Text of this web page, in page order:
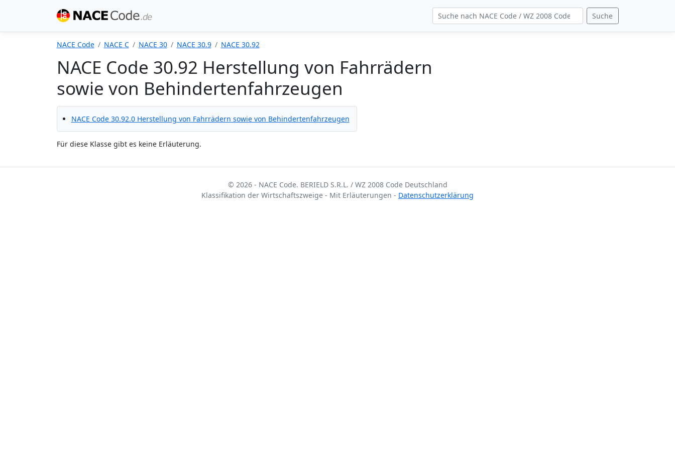
Suche
NACE Code NACE C NACE 30 NACE 30.9 NACE 30.92
NACE Code 30.92 Herstellung von Fahrrädern
sowie von Behindertenfahrzeugen
NACE Code 30.92.0 Herstellung von Fahrrädern sowie von Behindertenfahrzeugen
Für diese Klasse gibt es keine Erläuterung.
© 2026 - NACE Code. BERIELD S.R.L. / WZ 2008 Code Deutschland
Klassifikation der Wirtschaftszweige - Mit Erläuterungen - Datenschutzerklärung